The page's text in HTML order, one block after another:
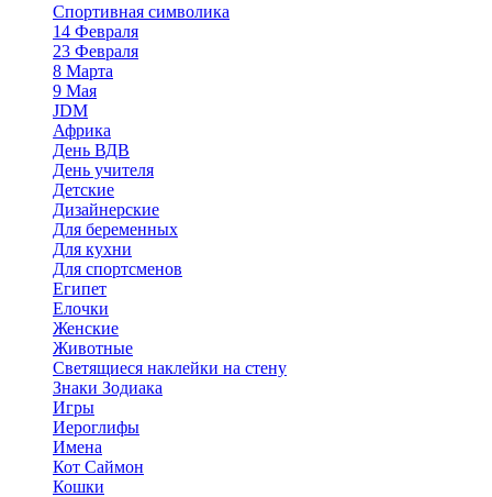
Спортивная символика
14 Февраля
23 Февраля
8 Марта
9 Мая
JDM
Африка
День ВДВ
День учителя
Детские
Дизайнерские
Для беременных
Для кухни
Для спортсменов
Египет
Елочки
Женские
Животные
Светящиеся наклейки на стену
Знаки Зодиака
Игры
Иероглифы
Имена
Кот Саймон
Кошки